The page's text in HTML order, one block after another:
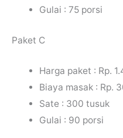
Gulai : 75 porsi
Paket C
Harga paket : Rp.
Biaya masak : Rp.
Sate : 300 tusuk
Gulai : 90 porsi